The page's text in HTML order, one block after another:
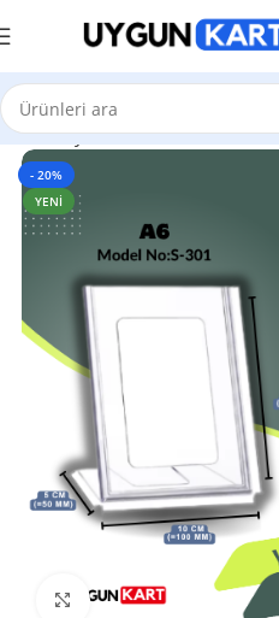
Ana Sayfa Masa Üstü Standlar
- 20%
YENI
Büyütmek için tıklayın